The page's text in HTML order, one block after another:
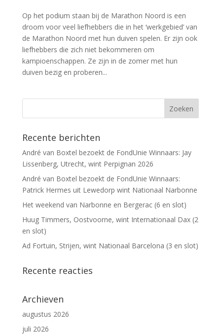
Op het podium staan bij de Marathon Noord is een
droom voor veel liefhebbers die in het ‘werkgebied’ van
de Marathon Noord met hun duiven spelen. Er zijn ook
liefhebbers die zich niet bekommeren om
kampioenschappen. Ze zijn in de zomer met hun
duiven bezig en proberen...
Recente berichten
André van Boxtel bezoekt de FondUnie Winnaars: Jay
Lissenberg, Utrecht, wint Perpignan 2026
André van Boxtel bezoekt de FondUnie Winnaars:
Patrick Hermes uit Lewedorp wint Nationaal Narbonne
Het weekend van Narbonne en Bergerac (6 en slot)
Huug Timmers, Oostvoorne, wint Internationaal Dax (2
en slot)
Ad Fortuin, Strijen, wint Nationaal Barcelona (3 en slot)
Recente reacties
Archieven
augustus 2026
juli 2026